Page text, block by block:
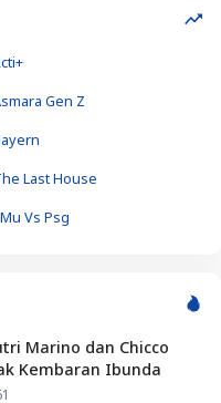
Gen Z
Last House
Mu Vs Psg
Marino dan Chicco
Kembaran Ibunda